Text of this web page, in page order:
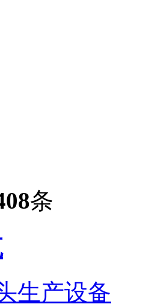
条
生产设备